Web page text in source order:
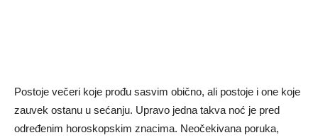
Postoje večeri koje prođu sasvim obično, ali postoje i one koje
zauvek ostanu u sećanju. Upravo jedna takva noć je pred
određenim horoskopskim znacima. Neočekivana poruka,